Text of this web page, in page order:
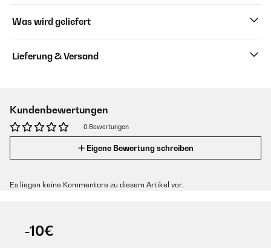
Was wird geliefert
Lieferung & Versand
Kundenbewertungen
0 Bewertungen
Eigene Bewertung schreiben
Es liegen keine Kommentare zu diesem Artikel vor.
-10€